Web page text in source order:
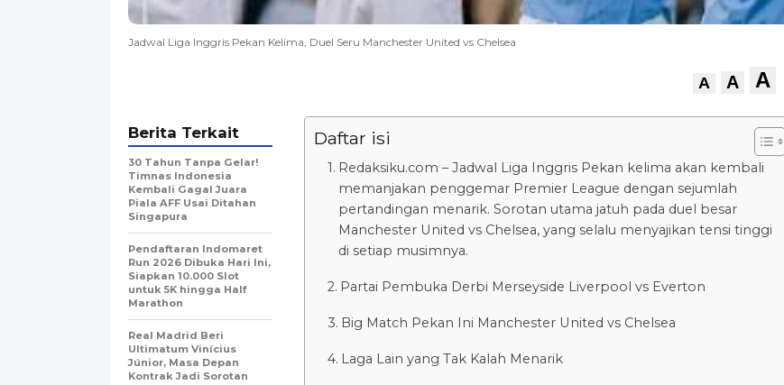
Jadwal Liga Inggris Pekan Kelima, Duel Seru Manchester United vs Chelsea
A A A
Daftar isi
Redaksiku.com – Jadwal Liga Inggris Pekan kelima akan kembali
memanjakan penggemar Premier League dengan sejumlah
pertandingan menarik. Sorotan utama jatuh pada duel besar
Manchester United vs Chelsea, yang selalu menyajikan tensi tinggi
di setiap musimnya.
Partai Pembuka Derbi Merseyside Liverpool vs Everton
Big Match Pekan Ini Manchester United vs Chelsea
Laga Lain yang Tak Kalah Menarik
Berita Terkait
30 Tahun Tanpa Gelar!
Timnas Indonesia
Kembali Gagal Juara
Piala AFF Usai Ditahan
Singapura
Pendaftaran Indomaret
Run 2026 Dibuka Hari Ini,
Siapkan 10.000 Slot
untuk 5K hingga Half
Marathon
Real Madrid Beri
Ultimatum Vinícius
Júnior, Masa Depan
Kontrak Jadi Sorotan